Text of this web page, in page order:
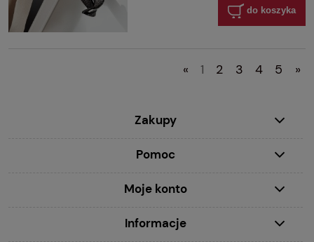
do koszyka
« 1 2 3 4 5 »
Zakupy
Pomoc
Moje konto
Informacje